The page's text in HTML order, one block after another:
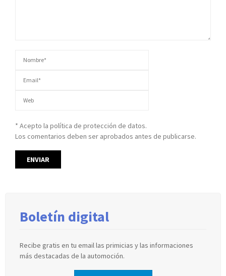
* Acepto la política de protección de datos.
Los comentarios deben ser aprobados antes de publicarse.
Boletín digital
Recibe gratis en tu email las primicias y las informaciones
más destacadas de la automoción.